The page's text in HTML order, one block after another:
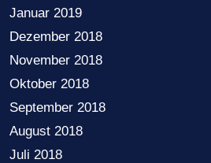
Januar 2019
Dezember 2018
November 2018
Oktober 2018
September 2018
August 2018
Juli 2018